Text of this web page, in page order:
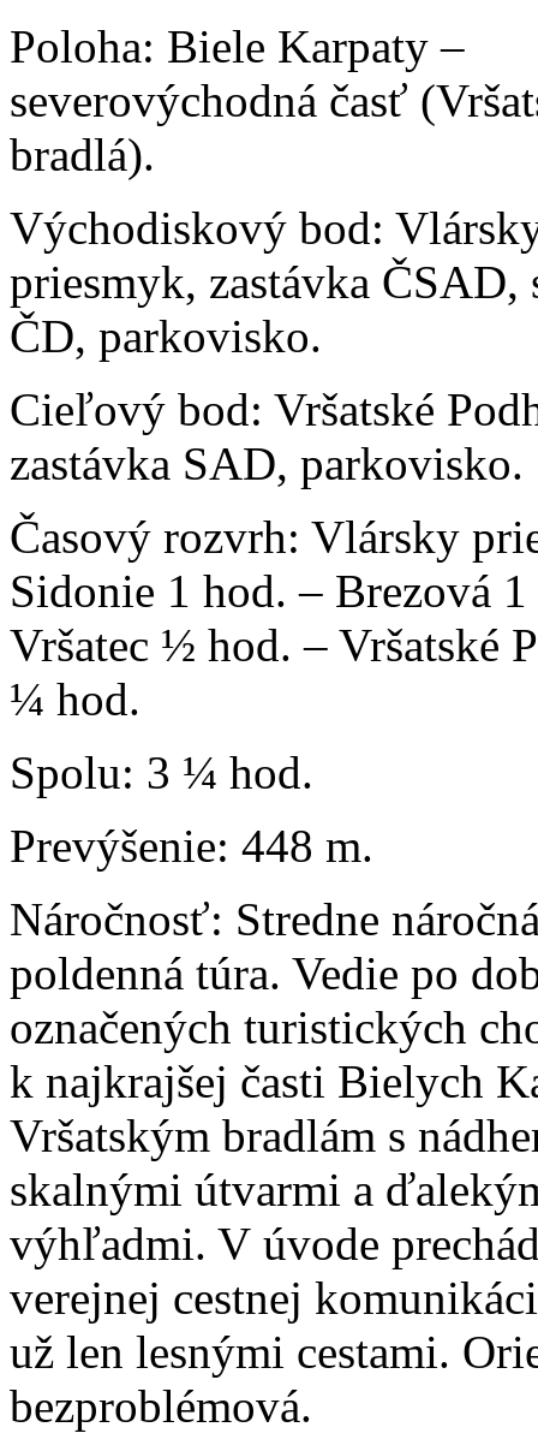
Poloha: Biele Karpaty –
severovýchodná časť
bradlá).
Východiskový bod:
priesmyk, zastávka ČSAD,
ČD, parkovisko.
Cieľový bod: Vršatské
zastávka SAD, parkovisko.
Časový rozvrh: Vlársky
Sidonie 1 hod. – Brezová
Vršatec ½ hod. – Vršatské
¼ hod.
Spolu: 3 ¼ hod.
Prevýšenie: 448 m.
Náročnosť: Stredne
poldenná túra. Vedie po
označených turistických
k najkrajšej časti Bielych
Vršatským bradlám s
skalnými útvarmi a
výhľadmi. V úvode
verejnej cestnej
už len lesnými cestami.
bezproblémová.